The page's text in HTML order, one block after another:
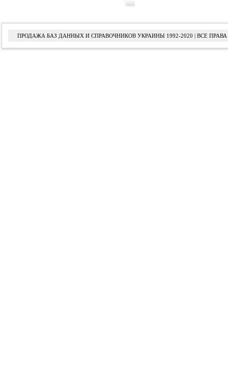
ПРОДАЖА БАЗ ДАННЫХ И СПРАВОЧНИКОВ УКРАИНЫ 1992-2020 | ВСЕ